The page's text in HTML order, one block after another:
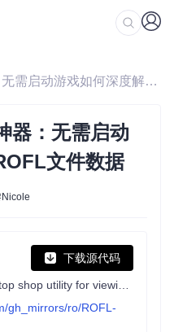
/ 英雄联盟回放分析神器：无需启动游戏如何深度解析ROFL文件数据
器：无需启动
文件数据
下载源代码
gh_mirrors/ro/ROFL-